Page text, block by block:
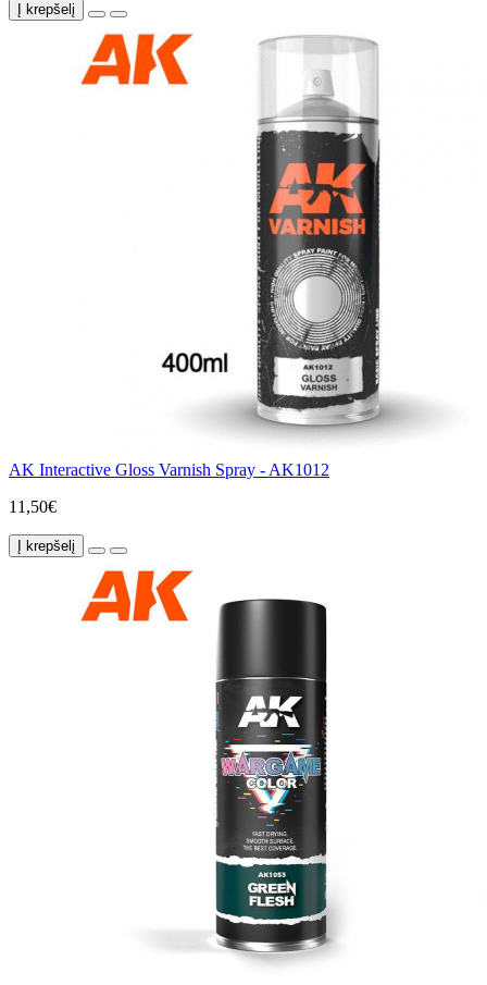
Į krepšelį
AK Interactive Gloss Varnish Spray - AK1012
11,50€
Į krepšelį